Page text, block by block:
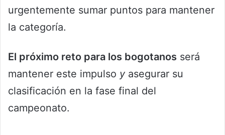
urgentemente sumar puntos para mantener
la categoría.
El próximo reto para los bogotanos será
mantener este impulso yasegurar su
clasificación en la fase final del
campeonato.